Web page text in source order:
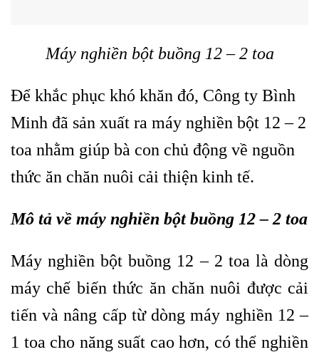
Máy nghiền bột buồng 12 – 2 toa
Để khắc phục khó khăn đó, Công ty Bình
Minh đã sản xuất ra máy nghiền bột 12 – 2
toa nhằm giúp bà con chủ động về nguồn
thức ăn chăn nuôi cải thiện kinh tế.
Mô tả về máy nghiền bột buồng 12 – 2 toa
Máy nghiền bột buồng 12 – 2 toa là dòng
máy chế biến thức ăn chăn nuôi được cải
tiến và nâng cấp từ dòng máy nghiền 12 –
1 toa cho năng suất cao hơn, có thể nghiền